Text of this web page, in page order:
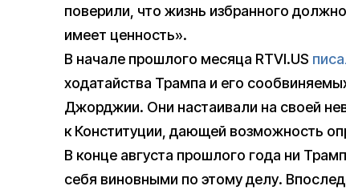
поверили, что жизнь избранного
имеет ценность».
В начале прошлого месяца RTVI.US
ходатайства Трампа и его
Джорджии. Они настаивали на своей
к Конституции, дающей возможность
В конце августа прошлого года ни
себя виновными по этому делу.